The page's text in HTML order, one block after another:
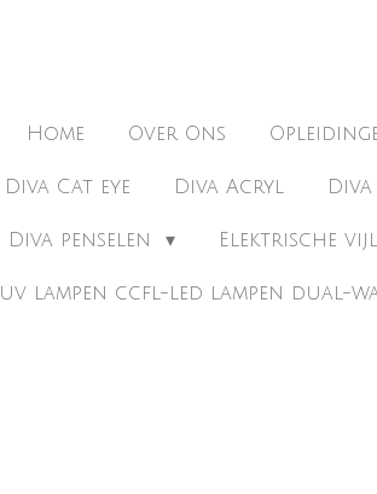
Home Over Ons
Diva Cat eye Diva Acryl Diva
Diva penselen Elektrische
uv lampen ccfl-led lampen dual-